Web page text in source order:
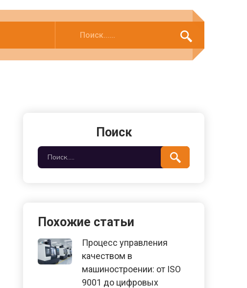
Поиск
Похожие статьи
Процесс управления
качеством в
машиностроении: от ISO
9001 до цифровых